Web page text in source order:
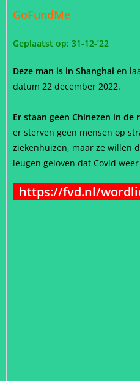
GoFundMe
Geplaatst op: 31-12-’22
Deze man is in Shanghai en
datum 22 december 2022.
Er staan geen Chinezen in de
er sterven geen mensen op
ziekenhuizen, maar ze willen
leugen geloven dat Covid
https://fvd.nl/